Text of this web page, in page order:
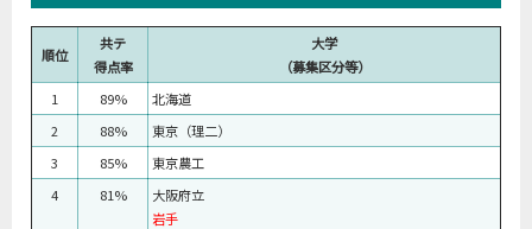
順位
共テ
得点率
大学
（募集区分等）
1
89%
北海道
2
88%
東京（理二）
3
85%
東京農工
4
81%
大阪府立
岩手